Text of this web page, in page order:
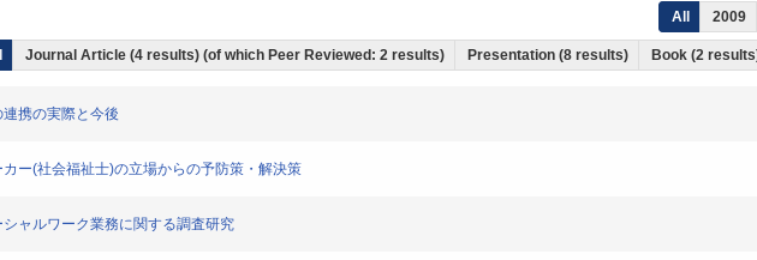
All 2009
Journal Article (4 results) (of which Peer Reviewed: 2 results) Presentation (8 results) Book (2
携の実際と今後
ー(社会福祉士)の立場からの予防策・解決策
ャルワーク業務に関する調査研究